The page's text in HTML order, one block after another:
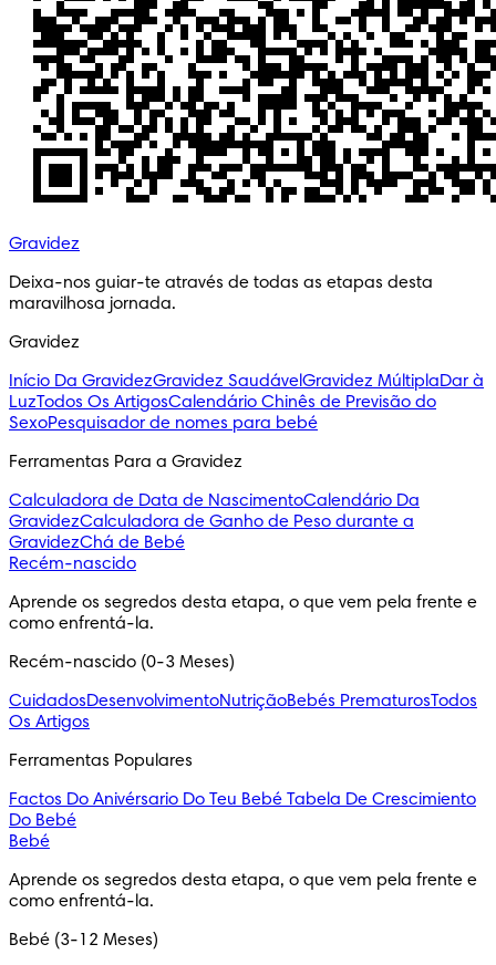
Gravidez
Deixa-nos guiar-te através de todas as etapas desta
maravilhosa jornada.
Gravidez
Início Da GravidezGravidez SaudávelGravidez MúltiplaDar à
LuzTodos Os ArtigosCalendário Chinês de Previsão do
SexoPesquisador de nomes para bebé
Ferramentas Para a Gravidez
Calculadora de Data de NascimentoCalendário Da
GravidezCalculadora de Ganho de Peso durante a
GravidezChá de Bebé
Recém-nascido
Aprende os segredos desta etapa, o que vem pela frente e
como enfrentá-la.
Recém-nascido (0-3 Meses)
CuidadosDesenvolvimentoNutriçãoBebés PrematurosTodos
Os Artigos
Ferramentas Populares
Factos Do Anivérsario Do Teu Bebé Tabela De Crescimiento
Do Bebé
Bebé
Aprende os segredos desta etapa, o que vem pela frente e
como enfrentá-la.
Bebé (3-12 Meses)